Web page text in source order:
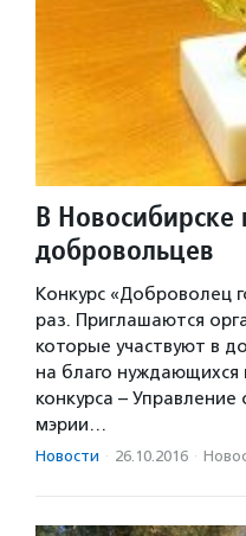
В
добровольцев
Конкурс «Доброволец
раз. Приглашаются
которые участвуют в
на благо
конкурса –
мэрии…
Новости · 26.10.2016 ·